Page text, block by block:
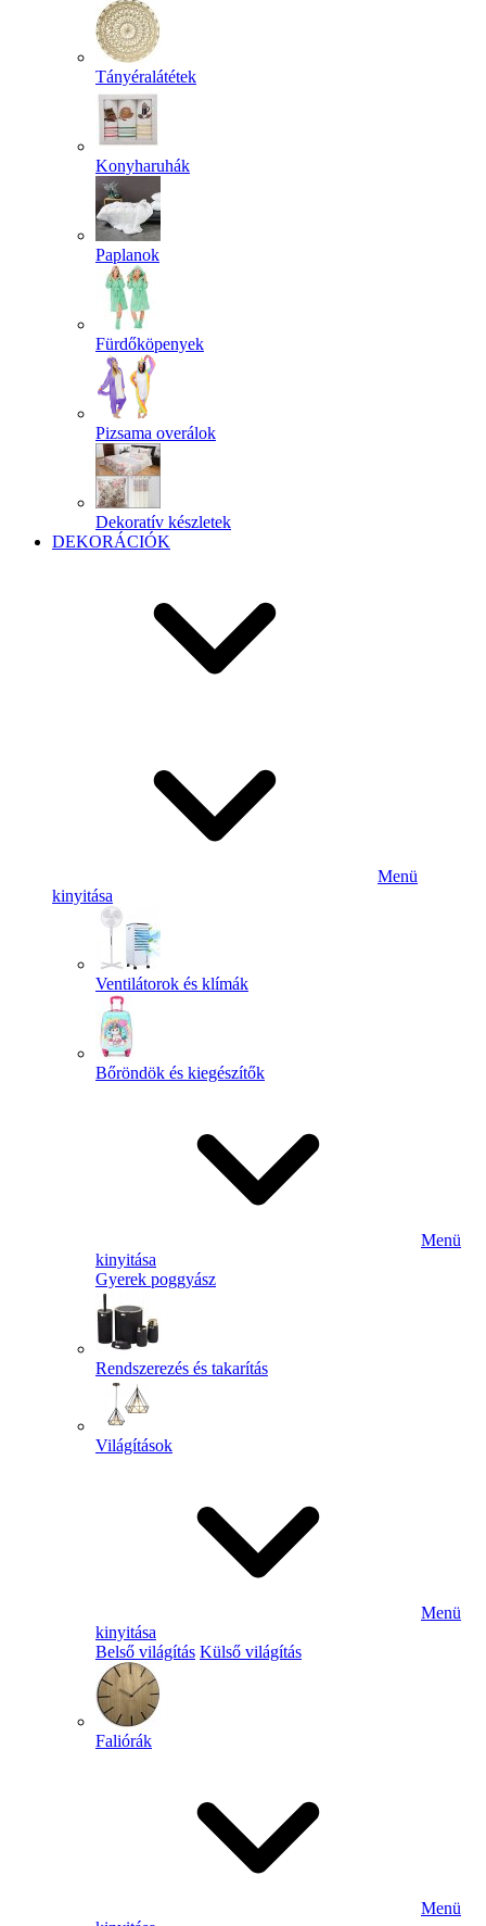
Tányéralátétek
Konyharuhák
Paplanok
Fürdőköpenyek
Pizsama overálok
Dekoratív készletek
DEKORÁCIÓK
Menü
kinyitása
Ventilátorok és klímák
Bőröndök és kiegészítők
Menü
kinyitása
Gyerek poggyász
Rendszerezés és takarítás
Világítások
Menü
kinyitása
Belső világítás Külső világítás
Faliórák
Menü